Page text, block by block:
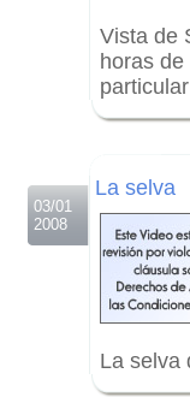
Vista de
horas
03/01
2008
La selva
La selva